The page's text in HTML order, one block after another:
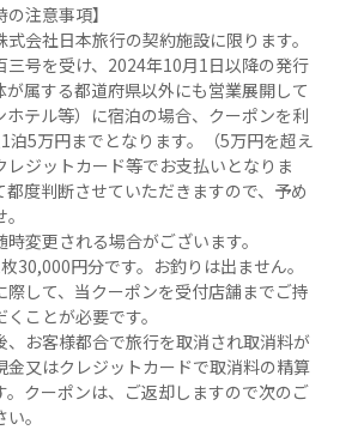
の注意事項】
会社日本旅行の契約施設に限ります。
号を受け、2024年10月1日以降の発行
属する都道府県以外にも営業展開して
ホテル等）に宿泊の場合、クーポンを利
泊5万円までとなります。（5万円を超え
レジットカード等でお支払いとなりま
度判断させていただきますので、予め
変更される場合がございます。
30,000円分です。お釣りは出ません。
して、当クーポンを受付店舗までご持
ことが必要です。
お客様都合で旅行を取消され取消料が
金又はクレジットカードで取消料の精算
。クーポンは、ご返却しますので次のご
。